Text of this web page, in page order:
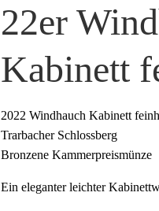
22er
Kabinett
2022 Windhauch Kabinett
Trarbacher Schlossberg
Bronzene Kammerpreismünze
Ein eleganter leichter